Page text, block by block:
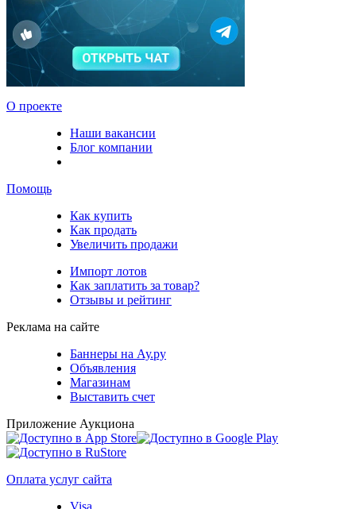
О проекте
Наши вакансии
Блог компании
Помощь
Как купить
Как продать
Увеличить продажи
Импорт лотов
Как заплатить за товар?
Отзывы и рейтинг
Реклама на сайте
Баннеры на Ау.ру
Объявления
Магазинам
Выставить счет
Приложение Аукциона
Оплата услуг сайта